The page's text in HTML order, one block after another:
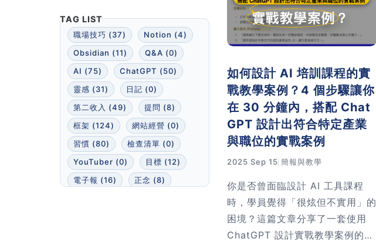
職場技巧 (37)
Notion (4)
Obsidian (11)
Q&A (0)
AI (75)
ChatGPT (50)
靈感 (31)
日記 (0)
第二收入 (49)
提問 (8)
框架 (124)
網站經營 (0)
習慣 (80)
檢查清單 (0)
YouTuber (0)
目標 (12)
電子報 (16)
正念 (8)
如何設計 AI 培訓課程的實
戰教學案例？4 個步驟讓你
在 30 分鐘內，搭配 Chat
GPT 設計出符合特定產業
與職位的實戰案例
2025 Sep 15 簡報與教學
你是否曾面臨設計 AI 工具課程
時，學員覺得「很炫但不實用」的
困境？這篇文章分享了一套使用
ChatGPT 設計實戰教學案例的流